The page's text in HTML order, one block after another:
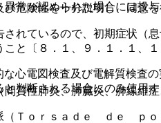
危険性を十分説明し、同意
れているので、初期症状（
と〔８．１、９．１．１、１
心電図検査及び電解質検査
判断される場合にのみ使用
常が認められた場合には投
質性肺炎、肺臓炎、肺線維
Ｔｏｒｓａｄｅ ｄｅ ｐｏ